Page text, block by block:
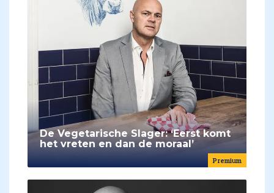
Premium
De Vegetarische Slager: ‘Eerst komt
het vreten en dan de moraal’